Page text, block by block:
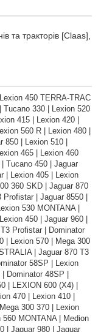
та тракторів [Claas],
450 TERRA-TRAC
Tucano 330 | Lexion 520
415 | Lexion 420 |
560 R | Lexion 480 |
850 | Lexion 510 |
465 | Lexion 460
Tucano 450 | Jaguar
| Lexion 405 | Lexion
360 SKD | Jaguar 870
Profistar | Jaguar 8550 |
530 MONTANA |
450 | Jaguar 960 |
Profistar | Dominator
| Lexion 570 | Mega 300
| Jaguar 870 T3
58SP | Lexion
Dominator 48SP |
| LEXION 600 (X4) |
470 | Lexion 410 |
300 370 | Lexion
MONTANA | Medion
| Jaguar 980 | Jaguar